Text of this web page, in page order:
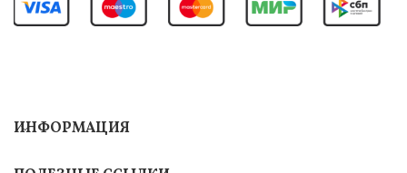
ИНФОРМАЦИЯ